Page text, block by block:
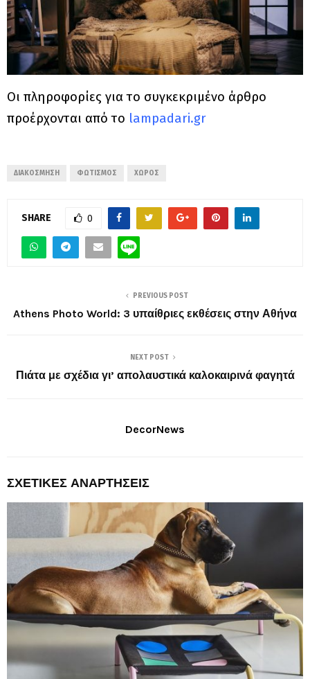
Οι πληροφορίες για το συγκεκριμένο άρθρο
προέρχονται από το lampadari.gr
ΔΙΑΚΌΣΜΗΣΗ ΦΩΤΙΣΜΌΣ ΧΏΡΟΣ
SHARE 0
PREVIOUS POST
Athens Photo World: 3 υπαίθριες εκθέσεις στην Αθήνα
NEXT POST
Πιάτα με σχέδια γι’ απολαυστικά καλοκαιρινά φαγητά
DecorNews
ΣΧΕΤΙΚΈΣ ΑΝΑΡΤΉΣΕΙΣ